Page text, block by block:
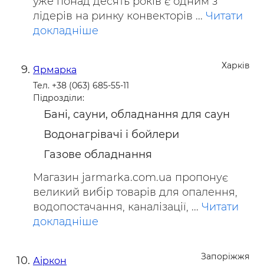
лідерів на ринку конвекторів ... Читати
докладніше
Харків
Ярмарка
Тел. +38 (063) 685-55-11
Підрозділи:
Бані, сауни, обладнання для саун
Водонагрівачі і бойлери
Газове обладнання
Магазин jarmarka.com.ua пропонує
великий вибір товарів для опалення,
водопостачання, каналізації, ... Читати
докладніше
Запоріжжя
Аіркон